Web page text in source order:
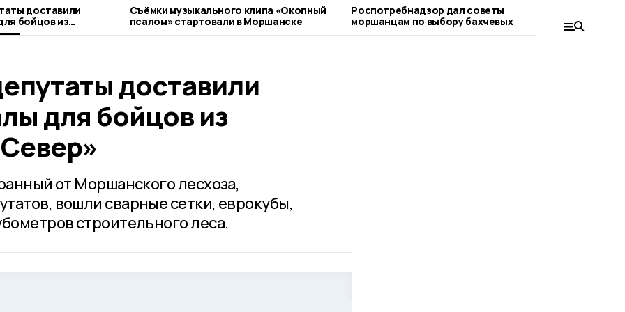
доставили
бойцов из
Съёмки музыкального клипа «Окопный
псалом» стартовали в Моршанске
Роспотребнадзор дал советы
моршанцам по выбору бахчевых
граждан
доставили
для бойцов из
от Моршанского лесхоза,
вошли сварные сетки, еврокубы,
строительного леса.